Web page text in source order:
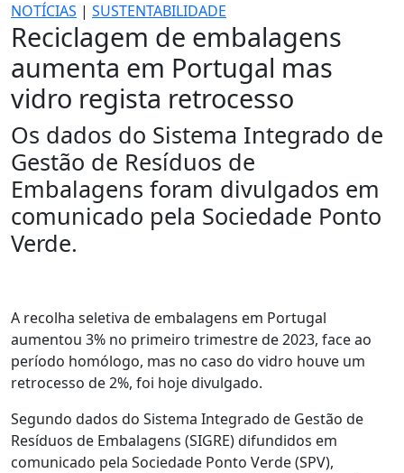
NOTÍCIAS | SUSTENTABILIDADE
Reciclagem de embalagens
aumenta em Portugal mas
vidro regista retrocesso
Os dados do Sistema Integrado de
Gestão de Resíduos de
Embalagens foram divulgados em
comunicado pela Sociedade Ponto
Verde.
A recolha seletiva de embalagens em Portugal
aumentou 3% no primeiro trimestre de 2023, face ao
período homólogo, mas no caso do vidro houve um
retrocesso de 2%, foi hoje divulgado.
Segundo dados do Sistema Integrado de Gestão de
Resíduos de Embalagens (SIGRE) difundidos em
comunicado pela Sociedade Ponto Verde (SPV),